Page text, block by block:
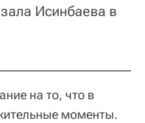
Исинбаева в
на то, что в
моменты.